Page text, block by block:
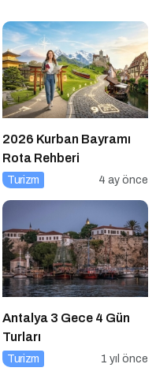
2026 Kurban Bayramı
Rota Rehberi
Turizm 4 ay önce
Antalya 3 Gece 4 Gün
Turları
Turizm 1 yıl önce